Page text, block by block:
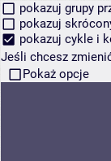
pokazuj grupy
pokazuj
pokazuj cykle i
Jeśli chcesz
Pokaż opcje